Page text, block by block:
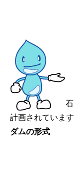
計画されています
ダムの形式